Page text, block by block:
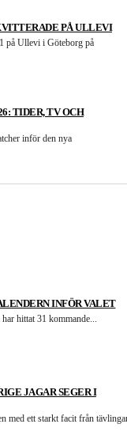
PÅ ULLEVI
på Ullevi i Göteborg på
TIDER, TV OCH
inför den nya
INFÖR VALET
hittat 31 kommande...
JAGAR SEGER I
med ett starkt facit från